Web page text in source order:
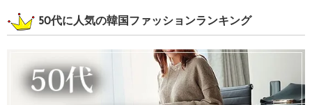
50代に人気の韓国ファッションランキング